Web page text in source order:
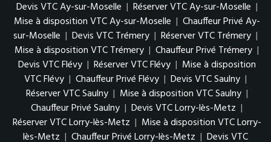
Devis VTC Ay-sur-Moselle | Réserver VTC Ay-sur-Moselle |
Mise à disposition VTC Ay-sur-Moselle | Chauffeur Privé Ay-
sur-Moselle | Devis VTC Trémery | Réserver VTC Trémery |
Mise à disposition VTC Trémery | Chauffeur Privé Trémery |
Devis VTC Flévy | Réserver VTC Flévy | Mise à disposition
VTC Flévy | Chauffeur Privé Flévy | Devis VTC Saulny |
Réserver VTC Saulny | Mise à disposition VTC Saulny |
Chauffeur Privé Saulny | Devis VTC Lorry-lès-Metz |
Réserver VTC Lorry-lès-Metz | Mise à disposition VTC Lorry-
lès-Metz | Chauffeur Privé Lorry-lès-Metz | Devis VTC